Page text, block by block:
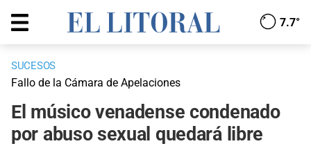
7.7°
SUCESOS
Fallo de la Cámara de Apelaciones
El músico venadense condenado
por abuso sexual quedará libre